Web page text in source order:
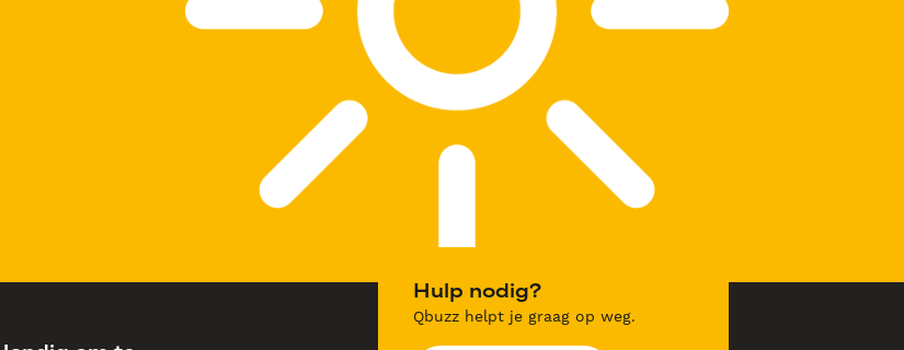
Hulp nodig?
Qbuzz helpt je graag op weg.